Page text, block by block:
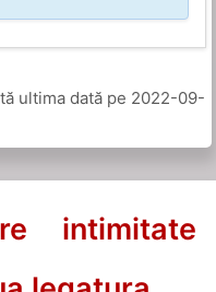
ultima dată pe 2022-09-
intimitate